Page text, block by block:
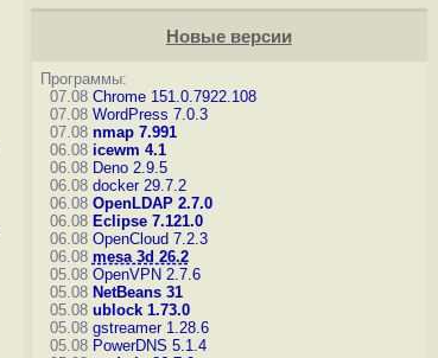
Новые версии
Программы:
07.08 Chrome 151.0.7922.108
07.08 WordPress 7.0.3
07.08 nmap 7.991
06.08 icewm 4.1
06.08 Deno 2.9.5
06.08 docker 29.7.2
06.08 OpenLDAP 2.7.0
06.08 Eclipse 7.121.0
06.08 OpenCloud 7.2.3
06.08 mesa 3d 26.2
05.08 OpenVPN 2.7.6
05.08 NetBeans 31
05.08 ublock 1.73.0
05.08 gstreamer 1.28.6
05.08 PowerDNS 5.1.4